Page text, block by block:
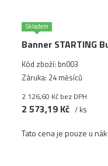
Skladem
Banner STARTING
Kód zboží: bn003
Záruka: 24 měsíců
2 126,60 Kč bez DPH
2 573,19 Kč / ks
Tato cena je pouze u